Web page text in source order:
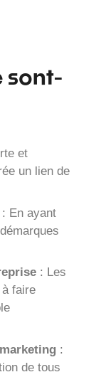
sont-
et
un lien de
En ayant
: Les
faire
:
de tous